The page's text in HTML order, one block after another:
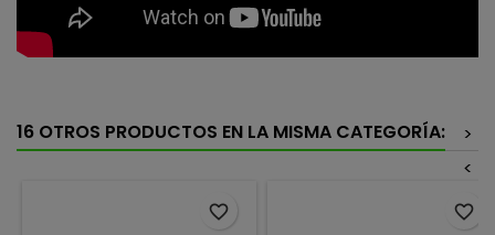
16 OTROS PRODUCTOS EN LA MISMA CATEGORÍA:
>
<
favorite_border favorite_border